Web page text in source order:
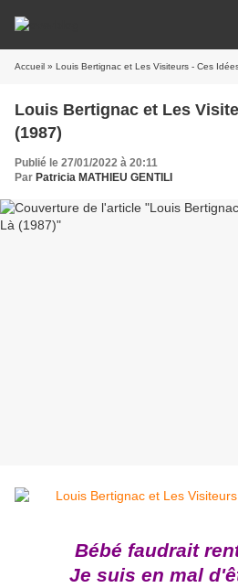
Accueil » Louis Bertignac et Les Visiteurs - Ces
Louis Bertignac et Les
(1987)
Publié le 27/01/2022 à 20:11
Par Patricia MATHIEU GENTILI
Bébé faudrait
Je suis en mal